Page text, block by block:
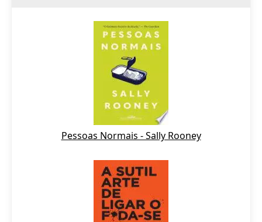
Pessoas Normais - Sally Rooney